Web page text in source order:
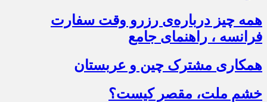
همه چیز درباره‌ی رزرو وقت سفارت
فرانسه ، راهنمای جامع
همکاری مشترک چین و عربستان
خشم ملت، مقصر کیست؟